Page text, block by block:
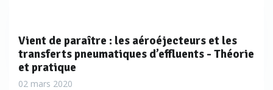
Vient de paraître : les aéroéjecteurs et les
transferts pneumatiques d’effluents - Théorie
et pratique
02 mars 2020